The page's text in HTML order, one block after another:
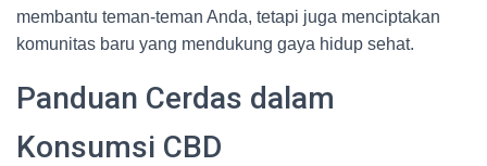
membantu teman-teman Anda, tetapi juga menciptakan
komunitas baru yang mendukung gaya hidup sehat.
Panduan Cerdas dalam
Konsumsi CBD